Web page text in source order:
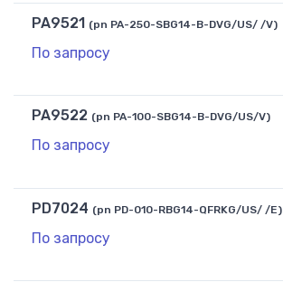
PA9521 (pn PA-250-SBG14-B-DVG/US/ /V)
По запросу
PA9522 (pn PA-100-SBG14-B-DVG/US/V)
По запросу
PD7024 (pn PD-010-RBG14-QFRKG/US/ /E)
По запросу